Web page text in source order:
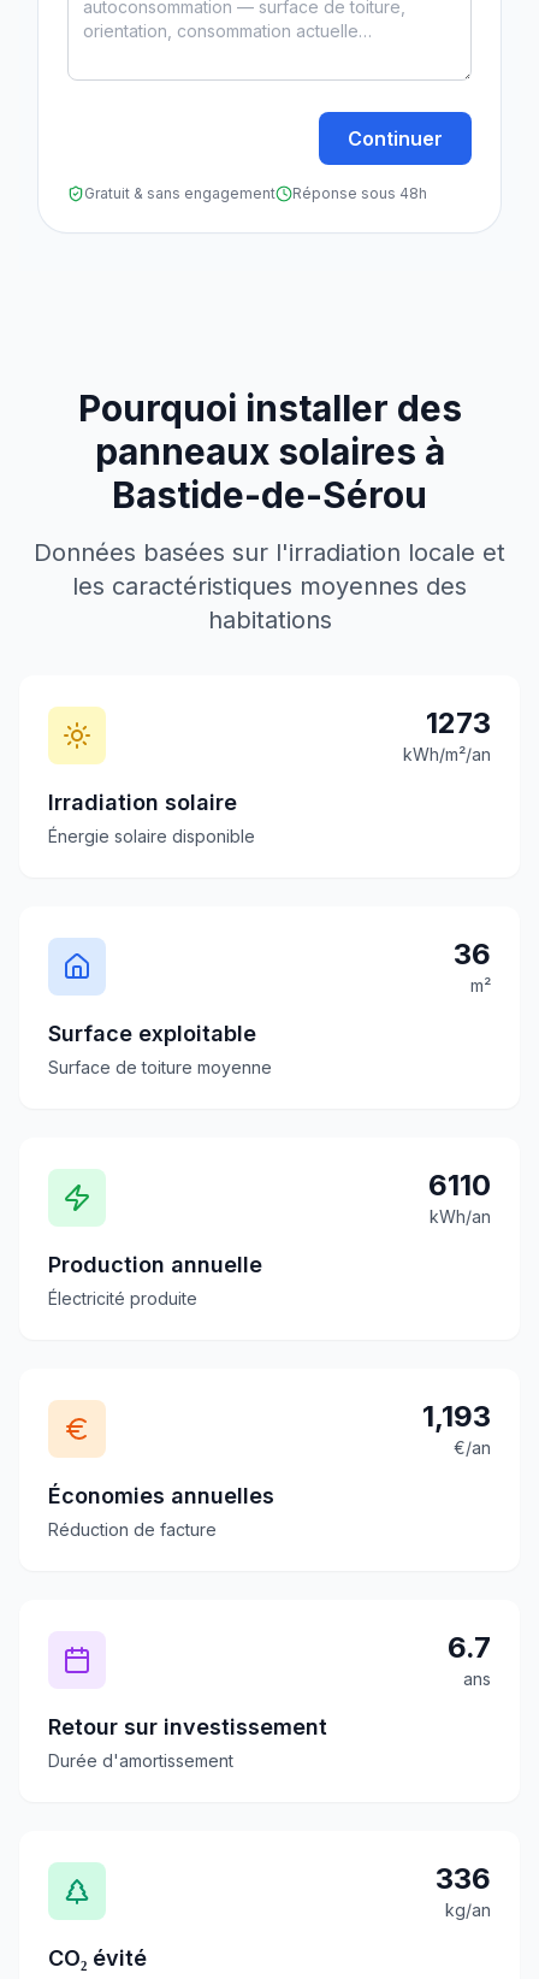
Continuer
Gratuit & sans engagement Réponse sous 48h
Pourquoi installer des
panneaux solaires à
Bastide-de-Sérou
Données basées sur l'irradiation locale et
les caractéristiques moyennes des
habitations
1273
kWh/m²/an
Irradiation solaire
Énergie solaire disponible
36
m²
Surface exploitable
Surface de toiture moyenne
6110
kWh/an
Production annuelle
Électricité produite
1,193
€/an
Économies annuelles
Réduction de facture
6.7
ans
Retour sur investissement
Durée d'amortissement
336
kg/an
CO₂ évité